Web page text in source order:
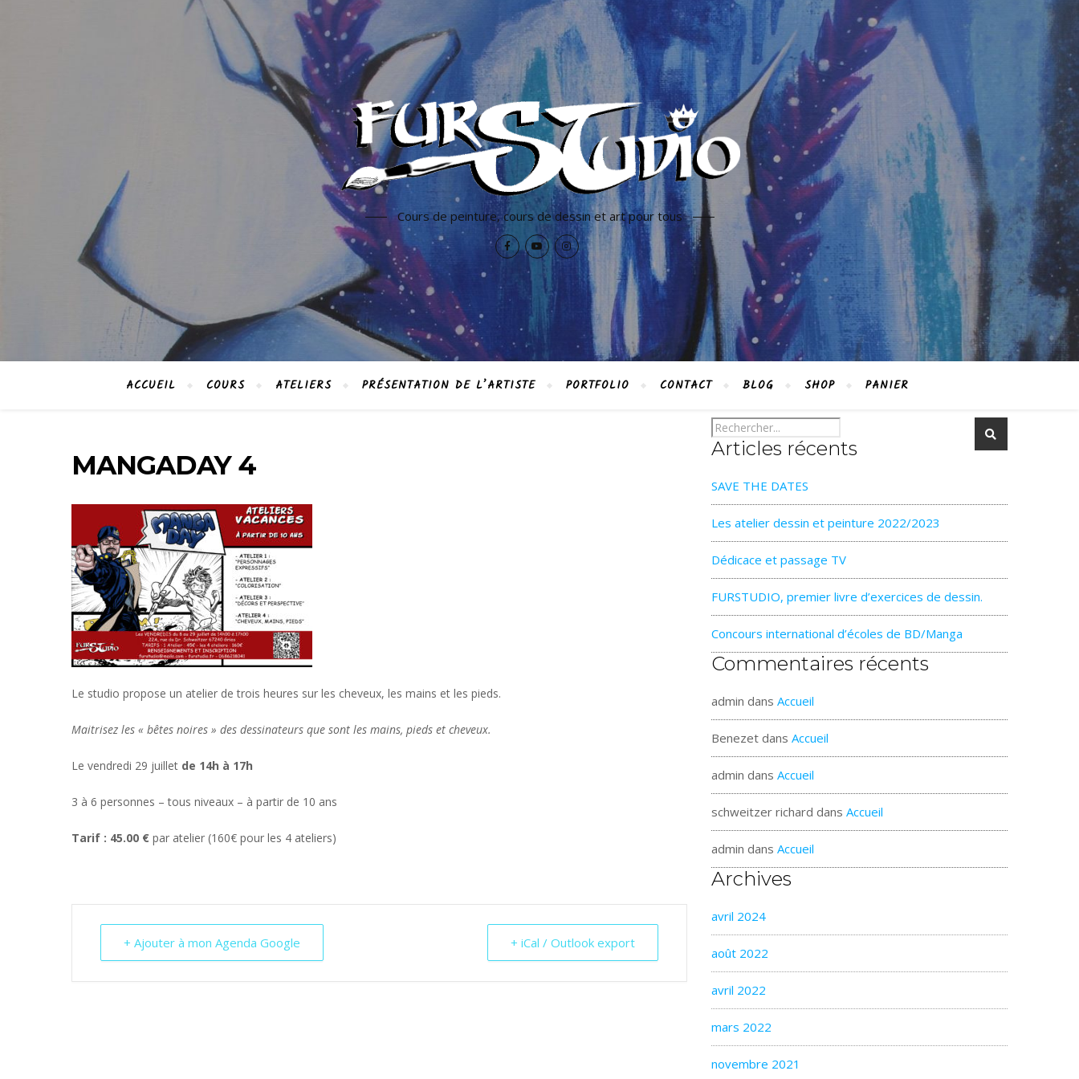
Cours de peinture, cours de dessin et art pour tous
ACCUEIL COURS ATELIERS PRÉSENTATION DE L’ARTISTE PORTFOLIO CONTACT BLOG SHOP PANIER
MANGADAY 4
Le studio propose un atelier de trois heures sur les cheveux, les mains et les pieds.
Maitrisez les « bêtes noires » des dessinateurs que sont les mains, pieds et cheveux.
Le vendredi 29 juillet de 14h à 17h
3 à 6 personnes – tous niveaux – à partir de 10 ans
Tarif : 45.00 € par atelier (160€ pour les 4 ateliers)
+ Ajouter à mon Agenda Google + iCal / Outlook export
Articles récents
SAVE THE DATES
Les atelier dessin et peinture 2022/2023
Dédicace et passage TV
FURSTUDIO, premier livre d’exercices de dessin.
Concours international d’écoles de BD/Manga
Commentaires récents
admin dansAccueil
Benezet dansAccueil
admin dansAccueil
schweitzer richard dansAccueil
admin dansAccueil
Archives
avril 2024
août 2022
avril 2022
mars 2022
novembre 2021